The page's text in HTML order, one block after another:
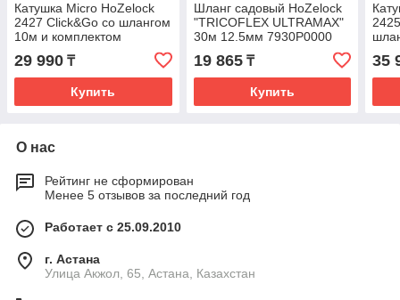
Катушка Micro HoZelock
2427 Click&Go со шлангом
10м и комплектом
фитингов 24270000
29 990 ₸
Купить
Шланг садовый HoZelock
"TRICOFLEX ULTRAMAX"
30м 12.5мм 7930P0000
19 865₸
Купить
35
О нас
Рейтинг не сформирован
Менее 5 отзывов за последний год
Работает с 25.09.2010
г. Астана
Улица Акжол, 65, Астана, Казахстан